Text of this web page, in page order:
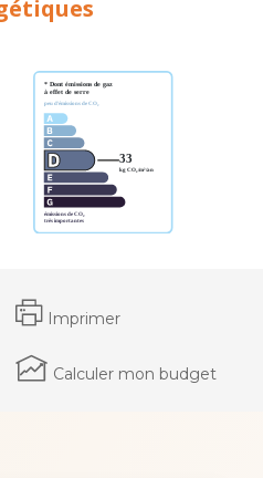
Imprimer
Calculer mon budget